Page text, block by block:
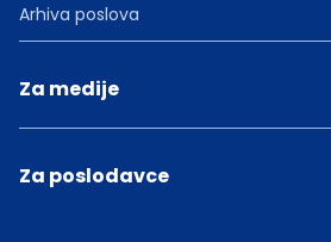
Arhiva poslova
Za medije
Za poslodavce